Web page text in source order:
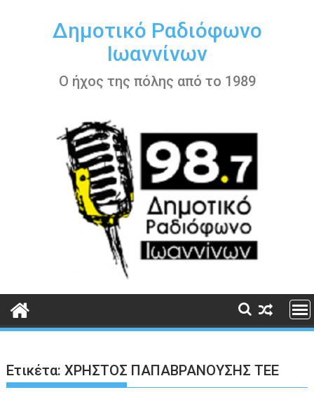
περιεχόμενοΔημοτικό Ραδιόφωνο
Ιωαννίνων
Ο ήχος της πόλης από το 1989
Ετικέτα:ΧΡΗΣΤΟΣ ΠΑΠΑΒΡΑΝΟΥΣΗΣ ΤΕΕ